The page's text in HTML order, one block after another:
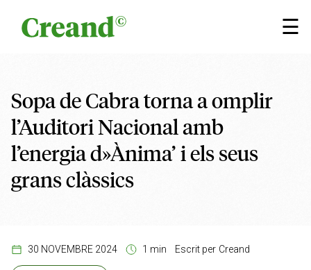
☰
×
Sopa de Cabra torna a omplir
l’Auditori Nacional amb
l’energia d»Ànima’ i els seus
grans clàssics
30 NOVEMBRE 2024 1 min Escrit per Creand